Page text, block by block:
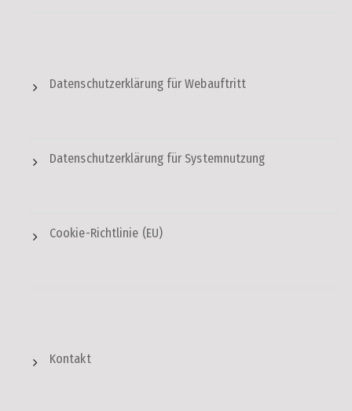
Datenschutzerklärung für Webauftritt
Datenschutzerklärung für Systemnutzung
Cookie-Richtlinie (EU)
Kontakt